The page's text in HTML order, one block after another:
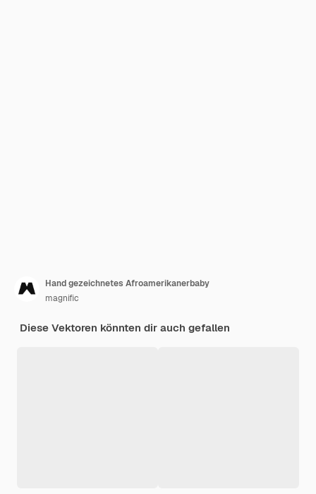
Hand gezeichnetes Afroamerikanerbaby
magnific
Diese Vektoren könnten dir auch gefallen